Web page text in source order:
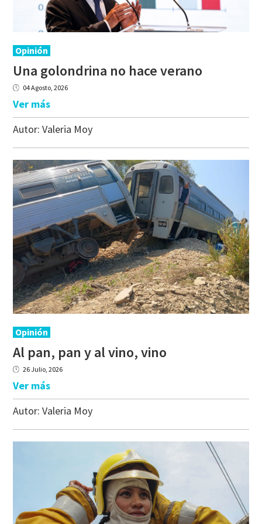
Opinión
Una golondrina no haceverano
04 Agosto, 2026
Ver más
Autor: Valeria Moy
Opinión
Al pan, pan yalvino,vino
26 Julio, 2026
Ver más
Autor: Valeria Moy